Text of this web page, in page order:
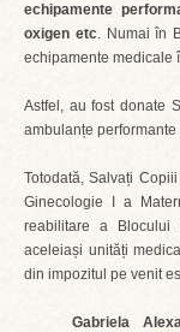
echipamente
oxigen etc. Numai în
echipamente medicale
Astfel, au fost donate
ambulanțe
Totodată, Salvați
Ginecologie I a
reabilitare a
aceleiași unități
din impozitul pe venit
Gabriela